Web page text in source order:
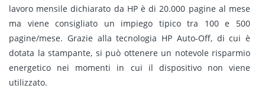
lavoro mensile dichiarato da HP è di 20.000 pagine al mese
ma viene consigliato un impiego tipico tra 100 e 500
pagine/mese. Grazie alla tecnologia HP Auto-Off, di cui è
dotata la stampante, si può ottenere un notevole risparmio
energetico nei momenti in cui il dispositivo non viene
utilizzato.